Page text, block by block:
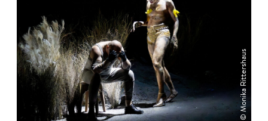
© Monika Rittershaus